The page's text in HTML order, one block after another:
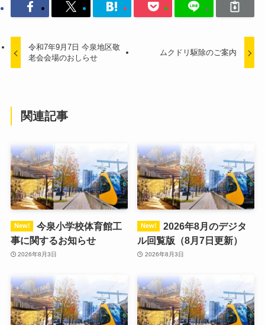
令和7年9月7日 今泉地区敬
老会会場のおしらせ
ムクドリ駆除のご案内
関連記事
今泉小学校体育館工
事に関するお知らせ
2026年8月3日
2026年8月のデジタ
ル回覧版（8月7日更新）
2026年8月3日